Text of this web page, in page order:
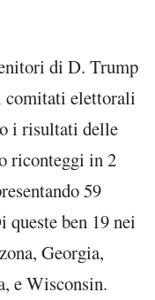
di D. Trump
comitati elettorali
i risultati delle
riconteggi in 2
59
ben 19 nei
Georgia,
e Wisconsin.